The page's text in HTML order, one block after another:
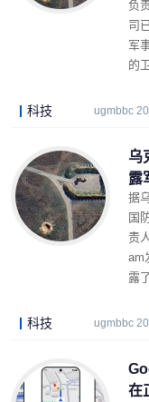
负
司
军
的
科技 ugmbbc
乌
露
据
国
责
am
露
科技 ugmbbc
在